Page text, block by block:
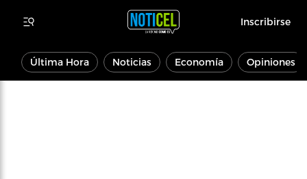
Inscribirse
Última Hora Noticias Economía Opiniones